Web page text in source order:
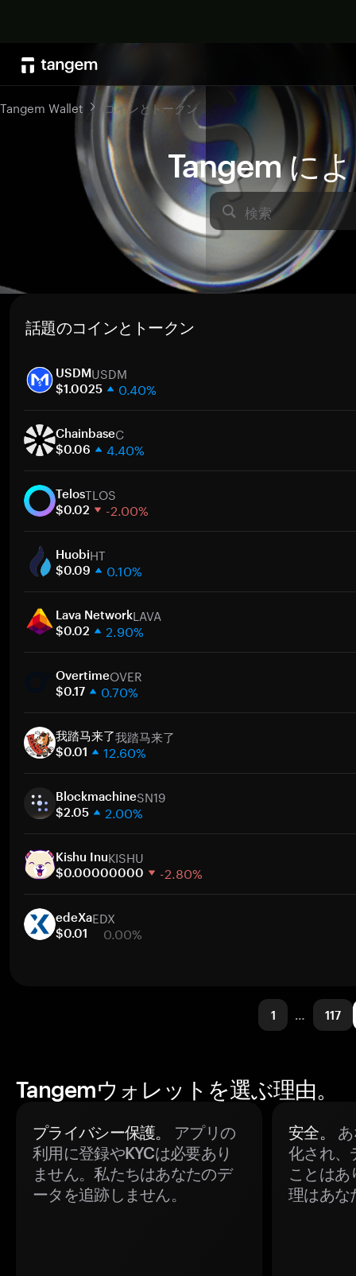
Tangem に
検索
Tangem Wallet コインとトークン
話題のコインとトークン
USDMUSDM
$1.0025 0.40%
30日間
時価総額
ChainbaseC
$0.06 4.40%
30日間
時価総額
TelosTLOS
$0.02 -2.00%
30日間
時価総額
HuobiHT
$0.09 0.10%
30日間
時価総額
Lava NetworkLAVA
$0.02 2.90%
30日間
時価総額
OvertimeOVER
$0.17 0.70%
30日間
時価総額
我踏马来了我踏马来了
$0.01 12.60%
30日間
時価総額
BlockmachineSN19
$2.05 2.00%
30日間
時価総額
Kishu InuKISHU
$0.00000000 -2.80%
30日間
時価総額
edeXaEDX
$0.01 0.00%
1 … 117
Tangemウォレットを選ぶ理由。
プライバシー保護。
アプリの
利用に登録やKYCは必要あり
ません。私たちはあなたのデ
ータを追跡しません。
安全。
化され、
ことはあ
理はあな